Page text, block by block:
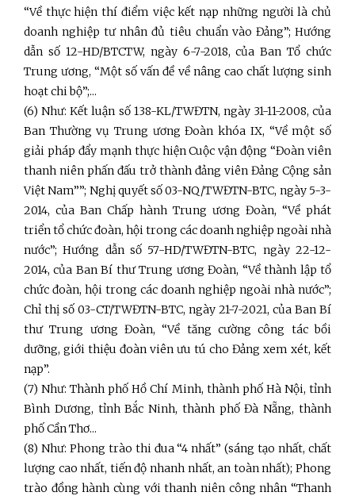
“Về thực hiện thí điểm việc kết nạp những người là chủ
doanh nghiệp tư nhân đủ tiêu chuẩn vào Đảng”; Hướng
dẫn số 12-HD/BTCTW, ngày 6-7-2018, của Ban Tổ chức
Trung ương, “Một số vấn đề về nâng cao chất lượng sinh
hoạt chi bộ”;...
(6) Như: Kết luận số 138-KL/TWĐTN, ngày 31-11-2008, của
Ban Thường vụ Trung ương Đoàn khóa IX, “Về một số
giải pháp đẩy mạnh thực hiện Cuộc vận động “Đoàn viên
thanh niên phấn đấu trở thành đảng viên Đảng Cộng sản
Việt Nam””; Nghị quyết số 03-NQ/TWĐTN-BTC, ngày 5-3-
2014, của Ban Chấp hành Trung ương Đoàn, “Về phát
triển tổ chức đoàn, hội trong các doanh nghiệp ngoài nhà
nước”; Hướng dẫn số 57-HD/TWĐTN-BTC, ngày 22-12-
2014, của Ban Bí thư Trung ương Đoàn, “Về thành lập tổ
chức đoàn, hội trong các doanh nghiệp ngoài nhà nước”;
Chỉ thị số 03-CT/TWĐTN-BTC, ngày 21-7-2021, của Ban Bí
thư Trung ương Đoàn, “Về tăng cường công tác bồi
dưỡng, giới thiệu đoàn viên ưu tú cho Đảng xem xét, kết
nạp”.
(7) Như: Thành phố Hồ Chí Minh, thành phố Hà Nội, tỉnh
Bình Dương, tỉnh Bắc Ninh, thành phố Đà Nẵng, thành
phố Cần Thơ...
(8) Như: Phong trào thi đua “4 nhất” (sáng tạo nhất, chất
lượng cao nhất, tiến độ nhanh nhất, an toàn nhất); Phong
trào đồng hành cùng với thanh niên công nhân “Thanh